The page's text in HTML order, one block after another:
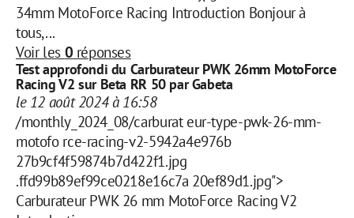
34mm MotoForce Racing Introduction Bonjour à
tous,...
Voir les 0 réponses
Test approfondi du Carburateur PWK 26mm MotoForce
Racing V2 sur Beta RR 50 par Gabeta
le 12 août 2024 à 16:58
/monthly_2024_08/carburat eur-type-pwk-26-mm-
motofo rce-racing-v2-5942a4e976b
27b9cf4f59874b7d422f1.jpg
.ffd99b89ef99ce0218e16c7a 20ef89d1.jpg">
Carburateur PWK 26 mm MotoForce Racing V2